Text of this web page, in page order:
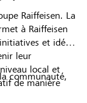
Raiffeisen. La
à Raiffeisen
et idées
leur
local et
de manière
communauté,